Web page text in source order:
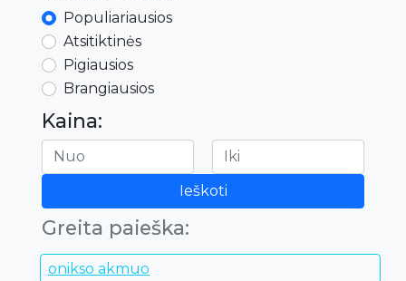
Populiariausios
Atsitiktinės
Pigiausios
Brangiausios
Kaina:
Ieškoti
Greita paieška:
onikso akmuo